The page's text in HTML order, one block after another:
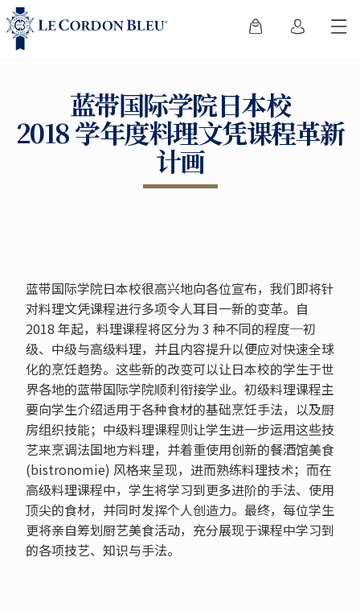
蓝带国际学院日本校
2018 学年度料理文凭课程革新
计画
蓝带国际学院日本校很高兴地向各位宣布，我们即将针
对料理文凭课程进行多项令人耳目一新的变革。自
2018 年起，料理课程将区分为 3 种不同的程度─初
级、中级与高级料理，并且内容提升以便应对快速全球
化的烹饪趋势。这些新的改变可以让日本校的学生于世
界各地的蓝带国际学院顺利衔接学业。初级料理课程主
要向学生介绍适用于各种食材的基础烹饪手法，以及厨
房组织技能；中级料理课程则让学生进一步运用这些技
艺来烹调法国地方料理，并着重使用创新的餐酒馆美食
(bistronomie) 风格来呈现，进而熟练料理技术；而在
高级料理课程中，学生将学习到更多进阶的手法、使用
顶尖的食材，并同时发挥个人创造力。最终，每位学生
更将亲自筹划厨艺美食活动，充分展现于课程中学习到
的各项技艺、知识与手法。